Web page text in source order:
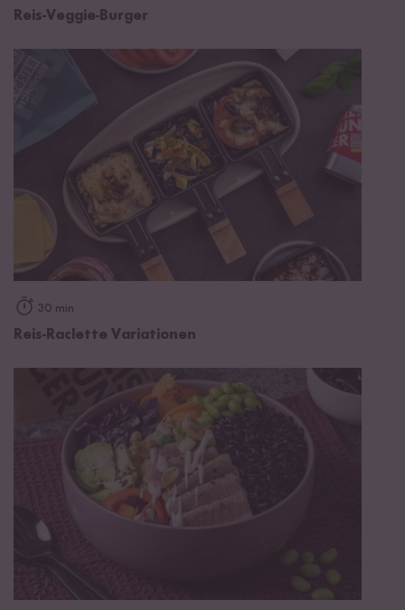
Reis-Veggie-Burger
30 min
Reis-Raclette Variationen